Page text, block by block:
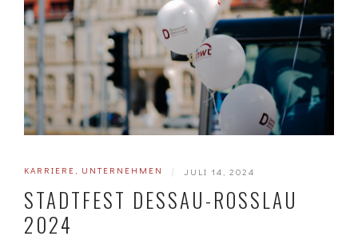
KARRIERE UNTERNEHMEN | JULI 14, 2024
STADTFEST DESSAU-ROSSLAU 2
024